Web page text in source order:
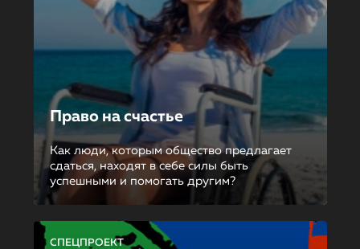
Право на счастье
Как люди, которым общество предлагает
сдаться, находят в себе силы быть
успешными и помогать другим?
СПЕЦПРОЕКТ